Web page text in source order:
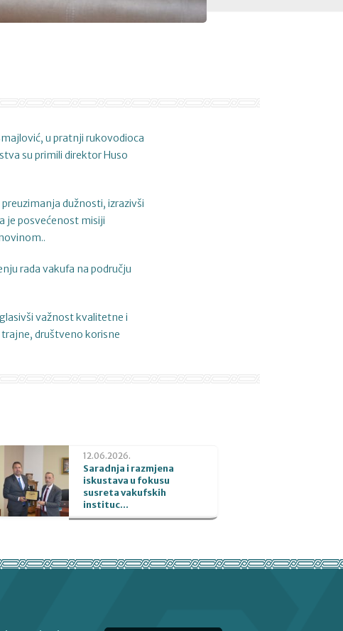
u pratnji rukovodioca
su primili direktor Huso
dužnosti, izrazivši
je posvećenost misiji
rada vakufa na području
važnost kvalitetne i
društveno korisne
12.06.2026.
Saradnja i razmjena
iskustava u fokusu
susreta vakufskih
instituc...